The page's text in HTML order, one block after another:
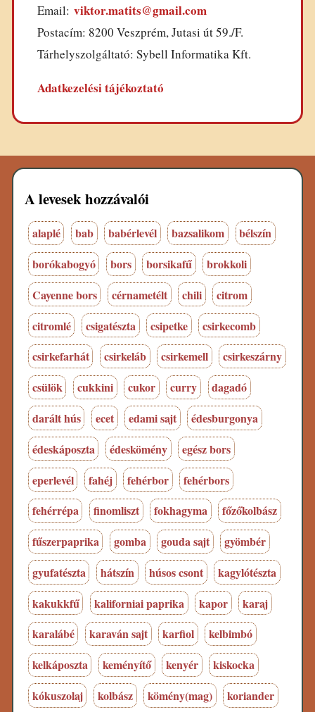
Email: viktor.matits@gmail.com
Postacím: 8200 Veszprém, Jutasi út 59./F.
Tárhelyszolgáltató: Sybell Informatika Kft.
Adatkezelési tájékoztató
A levesek hozzávalói
alaplé bab babérlevél bazsalikom
bélszín
borókabogyó
bors borsikafű
brokkoli
Cayenne bors
cérnametélt chili
citrom
citromlé
csigatészta csipetke
csirkecomb
csirkefarhát
csirkeláb csirkemell
csirkeszárny
csülök
cukkini cukor curry
dagadó
darált hús
ecet edami sajt
édesburgonya
édeskáposzta
édeskömény
egész bors
eperlevél
fahéj fehérbor
fehérbors
fehérrépa
finomliszt fokhagyma
főzőkolbász
fűszerpaprika
gomba gouda sajt
gyömbér
gyufatészta
hátszín húsos csont
kagylótészta
kakukkfű
kaliforniai paprika kapor
karaj
karalábé
karaván sajt karfiol
kelbimbó
kelkáposzta
keményítő kenyér
kiskocka
kókuszolaj
kolbász kömény(mag)
koriander